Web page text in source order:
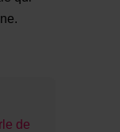
de